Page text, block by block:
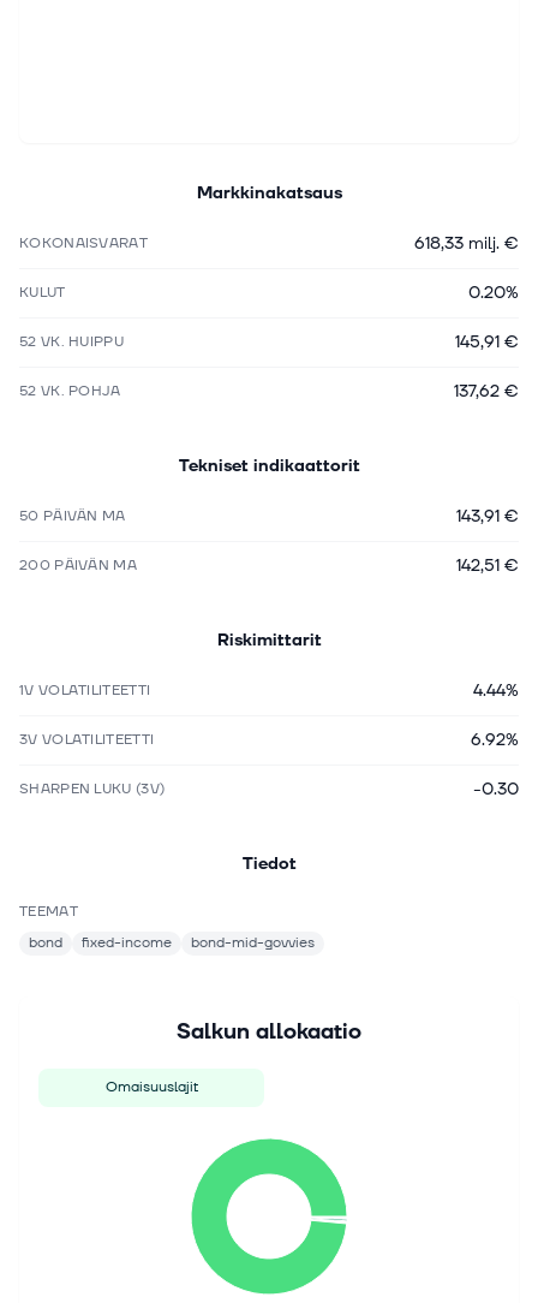
Markkinakatsaus
KOKONAISVARAT 618,33 milj. €
KULUT 0.20%
52 VK. HUIPPU 145,91 €
52 VK. POHJA 137,62 €
Tekniset indikaattorit
50 PÄIVÄN MA 143,91 €
200 PÄIVÄN MA 142,51 €
Riskimittarit
1V VOLATILITEETTI 4.44%
3V VOLATILITEETTI 6.92%
SHARPEN LUKU (3V) -0.30
Tiedot
TEEMAT
bond
fixed-income bond-mid-govvies
Salkun allokaatio
Omaisuuslajit